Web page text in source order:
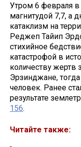
Утром 6 февраля в
магнитудой 7,7, а
катаклизм на
Реджеп Тайип
стихийное
катастрофой в
количеству жертв
Эрзинджане,
человек. Ранее
результате
156.
Читайте также: